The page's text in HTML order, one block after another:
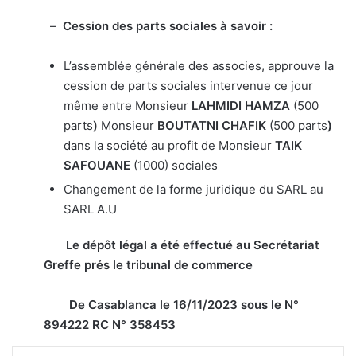
– Cession des parts sociales à savoir :
L’assemblée générale des associes, approuve la
cession de parts sociales intervenue ce jour
même entre Monsieur LAHMIDI HAMZA (500
parts) Monsieur BOUTATNI CHAFIK (500 parts)
dans la société au profit de Monsieur TAIK
SAFOUANE (1000) sociales
Changement de la forme juridique du SARL au
SARL A.U
Le dépôt légal a été effectué au Secrétariat
Greffe prés le tribunal de commerce
De Casablanca le 16/11/2023 sous le N°
894222 RC N° 358453